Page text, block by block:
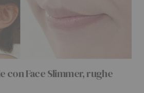
con Face Slimmer, rughe